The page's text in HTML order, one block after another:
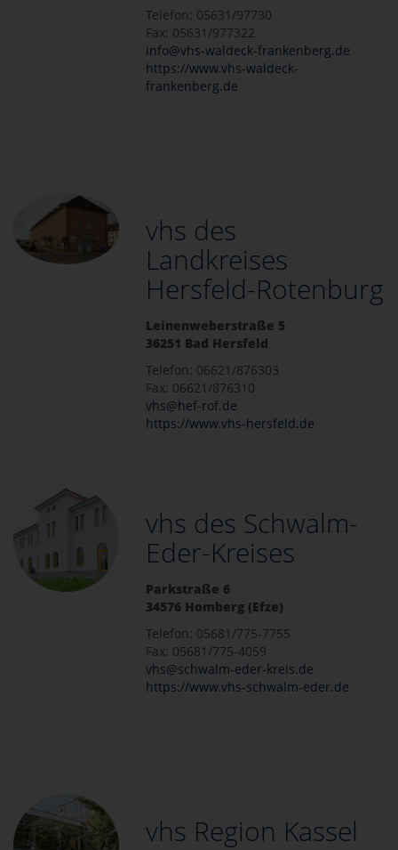
Telefon: 05631/97730
Fax: 05631/977322
info@vhs-waldeck-frankenberg.de
https://www.vhs-waldeck-
frankenberg.de
vhs des
Landkreises
Hersfeld-Rotenburg
Leinenweberstraße 5
36251 Bad Hersfeld
Telefon: 06621/876303
Fax: 06621/876310
vhs@hef-rof.de
https://www.vhs-hersfeld.de
vhs des Schwalm-
Eder-Kreises
Parkstraße 6
34576 Homberg (Efze)
Telefon: 05681/775-7755
Fax: 05681/775-4059
vhs@schwalm-eder-kreis.de
https://www.vhs-schwalm-eder.de
vhs Region Kassel